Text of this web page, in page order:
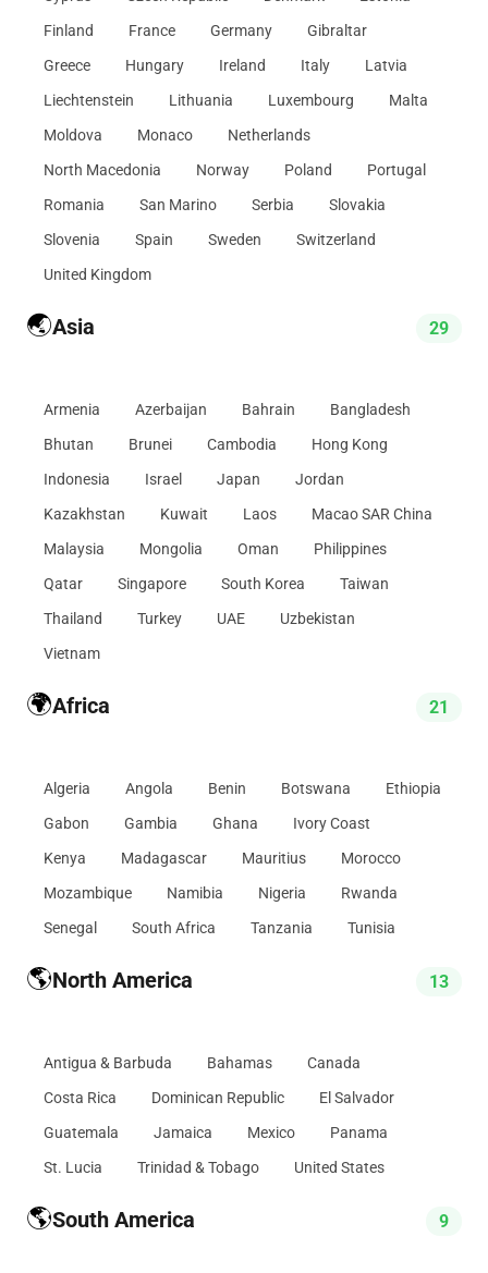
Finland
France Germany
Gibraltar
Greece
Hungary Ireland Italy
Latvia
Liechtenstein
Lithuania Luxembourg
Malta
Moldova
Monaco
Netherlands
North Macedonia
Norway Poland
Portugal
Romania
San Marino Serbia
Slovakia
Slovenia
Spain Sweden
Switzerland
United Kingdom
🌏Asia 29
Armenia Azerbaijan Bahrain
Bangladesh
Bhutan
Brunei Cambodia
Hong Kong
Indonesia
Israel Japan
Jordan
Kazakhstan
Kuwait Laos
Macao SAR China
Malaysia
Mongolia Oman
Philippines
Qatar
Singapore South Korea
Taiwan
Thailand
Turkey UAE
Uzbekistan
Vietnam
🌍Africa 21
Algeria Angola Benin Botswana
Ethiopia
Gabon
Gambia Ghana
Ivory Coast
Kenya
Madagascar Mauritius
Morocco
Mozambique
Namibia Nigeria
Rwanda
Senegal
South Africa Tanzania Tunisia
🌎North America 13
Antigua & Barbuda Bahamas
Canada
Costa Rica
Dominican Republic
El Salvador
Guatemala
Jamaica Mexico
Panama
St. Lucia
Trinidad & Tobago United States
🌎South America 9